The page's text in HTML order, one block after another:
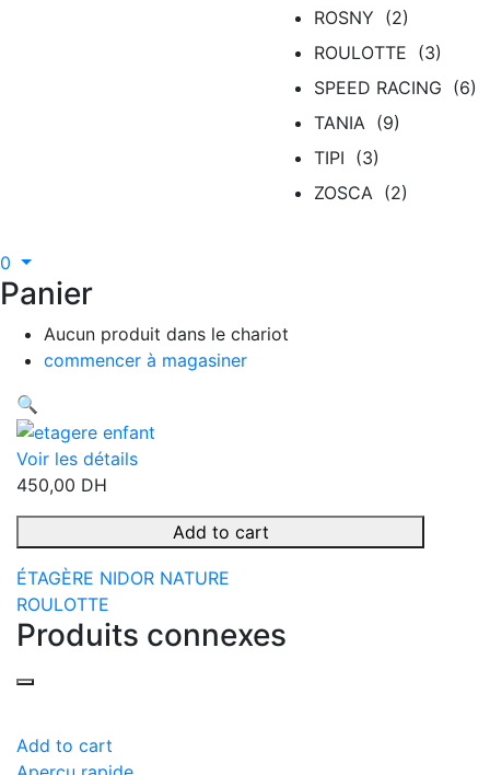
ROSNY (2)
ROULOTTE (3)
SPEED RACING (6)
TANIA (9)
TIPI (3)
ZOSCA (2)
0
Panier
Aucun produit dans le chariot
commencer à magasiner
🔍
Voir les détails
450,00 DH
Add to cart
ÉTAGÈRE NIDOR NATURE
ROULOTTE
Produits connexes
Add to cart